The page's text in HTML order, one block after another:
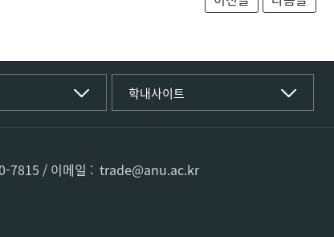
공
학내사이트
국립경국대학교
(재)국립경국대학교발전기금
공자학원
7815 / 이메일 : trade@anu.ac.kr